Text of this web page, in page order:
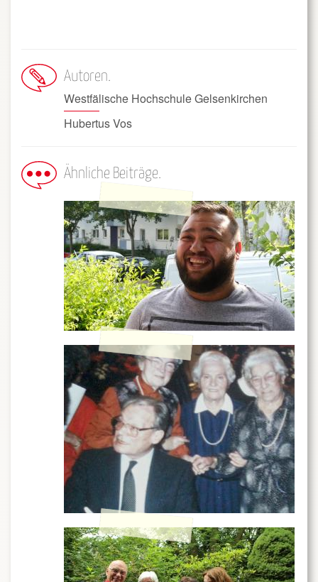
Autoren
Westfälische Hochschule Gelsenkirchen
Hubertus Vos
Ähnliche Beiträge